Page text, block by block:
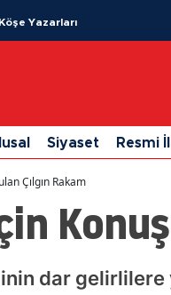
Köşe Yazarları
Siyaset Resmi
Çılgın Rakam
dar